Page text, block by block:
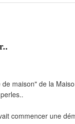
maison" de la
commencer une